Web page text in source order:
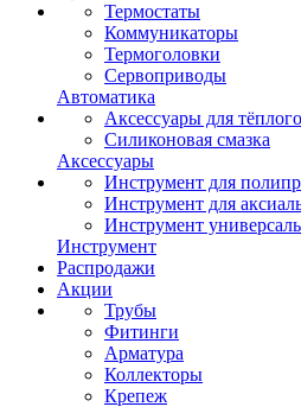
Термостаты
Коммуникаторы
Термоголовки
Сервоприводы
Автоматика
Аксессуары для
Силиконовая смазка
Аксессуары
Инструмент для
Инструмент для
Инструмент
Инструмент
Распродажи
Акции
Трубы
Фитинги
Арматура
Коллекторы
Крепеж